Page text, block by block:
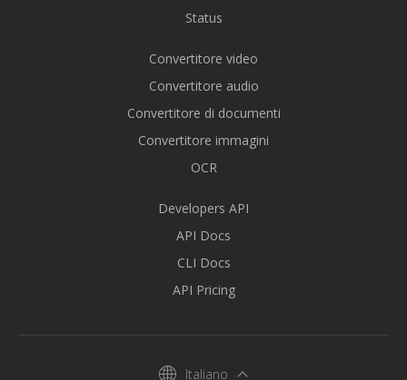
Status
Convertitore video
Convertitore audio
Convertitore di documenti
Convertitore immagini
OCR
Developers API
API Docs
CLI Docs
API Pricing
Italiano